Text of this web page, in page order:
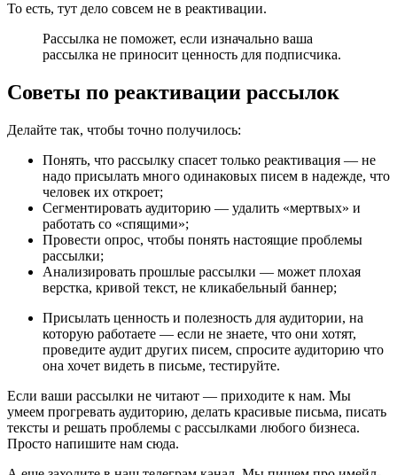
То есть, тут дело совсем не в реактивации.
Рассылка не поможет, если изначально ваша
рассылка не приносит ценность для подписчика.
Советы по реактивации рассылок
Делайте так, чтобы точно получилось:
Понять, что рассылку спасет только реактивация — не
надо присылать много одинаковых писем в надежде, что
человек их откроет;
Сегментировать аудиторию — удалить «мертвых» и
работать со «спящими»;
Провести опрос, чтобы понять настоящие проблемы
рассылки;
Анализировать прошлые рассылки — может плохая
верстка, кривой текст, не кликабельный баннер;
Присылать ценность и полезность для аудитории, на
которую работаете — если не знаете, что они хотят,
проведите аудит других писем, спросите аудиторию что
она хочет видеть в письме, тестируйте.
Если ваши рассылки не читают — приходите к нам. Мы
умеем прогревать аудиторию, делать красивые письма, писать
тексты и решать проблемы с рассылками любого бизнеса.
Просто напишите нам сюда.